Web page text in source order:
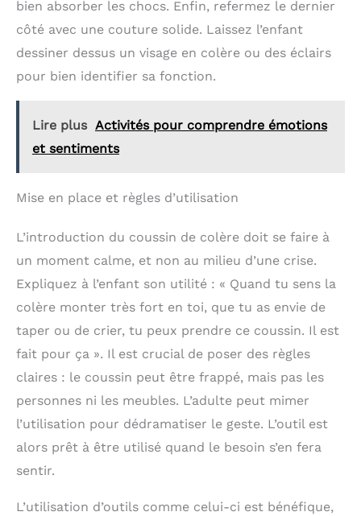
et les petites modifications Usage polyvalent : Vous
pouvez utiliser notre aiguille et fil pour coudre des
boutons de réparation d'urgence, réparation
quotidienne, réparation en voyage et à la maison.
parfaite peut se glisser dans une valise, une
mallette, un bureau, un tiroir ou une voiture Un
cadeau de couture très pratique : Parfait pour les
passionnés de couture ou tous ceux qui ont besoin
et la créativité de tout le monde avec ce mini kit
bien absorber les chocs. Enfin, refermez le dernier
côté avec une couture solide. Laissez l’enfant
dessiner dessus un visage en colère ou des éclairs
pour bien identifier sa fonction.
Lire plus Activités pour comprendre émotions
et sentiments
Mise en place et règles d’utilisation
L’introduction du coussin de colère doit se faire à
un moment calme, et non au milieu d’une crise.
Expliquez à l’enfant son utilité : « Quand tu sens la
colère monter très fort en toi, que tu as envie de
taper ou de crier, tu peux prendre ce coussin. Il est
fait pour ça ». Il est crucial de poser des règles
claires : le coussin peut être frappé, mais pas les
personnes ni les meubles. L’adulte peut mimer
l’utilisation pour dédramatiser le geste. L’outil est
alors prêt à être utilisé quand le besoin s’en fera
sentir.
L’utilisation d’outils comme celui-ci est bénéfique,